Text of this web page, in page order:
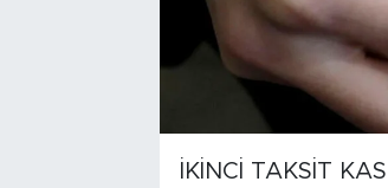
İKİNCİ TAKSİT